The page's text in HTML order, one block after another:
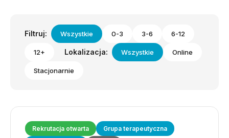
Filtruj: Wszystkie 0-3 3-6 6-12
12+ Lokalizacja: Wszystkie Online
Stacjonarnie
Rekrutacja otwarta
Grupa terapeutyczna